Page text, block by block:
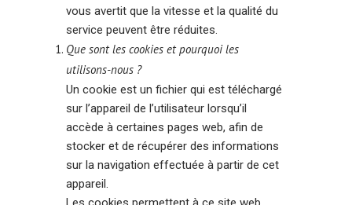
vous avertit que la vitesse et la qualité du
service peuvent être réduites.
Que sont les cookies et pourquoi les
utilisons-nous ?
Un cookie est un fichier qui est téléchargé
sur l’appareil de l’utilisateur lorsqu’il
accède à certaines pages web, afin de
stocker et de récupérer des informations
sur la navigation effectuée à partir de cet
appareil.